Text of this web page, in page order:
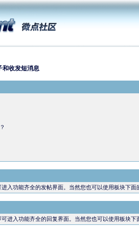
和收发短消息
入功能齐全的发帖界面。当然您也可以使用板块下
进入功能齐全的回复界面。当然您也可以使用板块